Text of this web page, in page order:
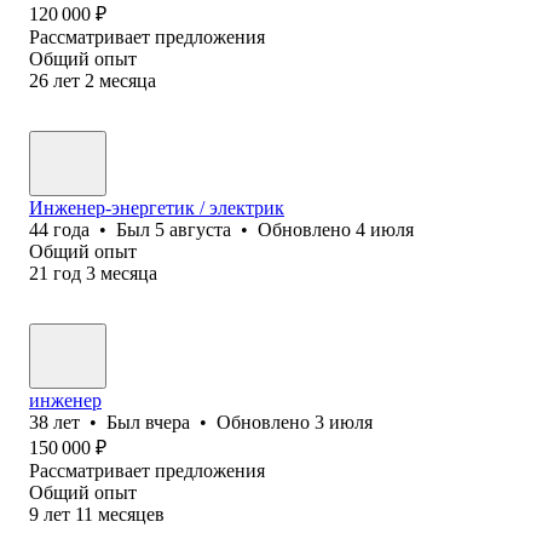
120 000 ₽
Рассматривает предложения
Общий опыт
26 лет 2 месяца
Инженер-энергетик / электрик
44 года • Был 5 августа • Обновлено 4 июля
Общий опыт
21 год 3 месяца
инженер
38 лет • Был вчера • Обновлено 3 июля
150 000 ₽
Рассматривает предложения
Общий опыт
9 лет 11 месяцев